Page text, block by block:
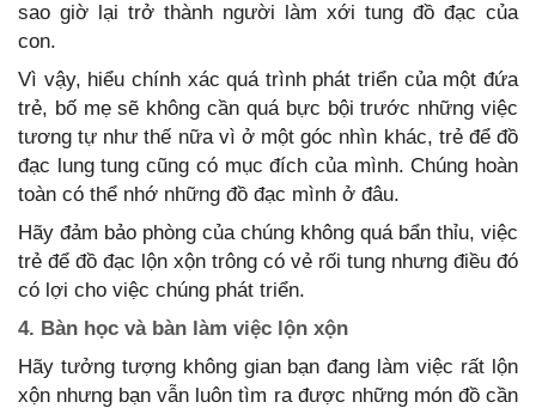
sao giờ lại trở thành người làm xới tung đồ đạc của
con.
Vì vậy, hiểu chính xác quá trình phát triển của một đứa
trẻ, bố mẹ sẽ không cần quá bực bội trước những việc
tương tự như thế nữa vì ở một góc nhìn khác, trẻ để đồ
đạc lung tung cũng có mục đích của mình. Chúng hoàn
toàn có thể nhớ những đồ đạc mình ở đâu.
Hãy đảm bảo phòng của chúng không quá bẩn thỉu, việc
trẻ để đồ đạc lộn xộn trông có vẻ rối tung nhưng điều đó
có lợi cho việc chúng phát triển.
4. Bàn học và bàn làm việc lộn xộn
Hãy tưởng tượng không gian bạn đang làm việc rất lộn
xộn nhưng bạn vẫn luôn tìm ra được những món đồ cần